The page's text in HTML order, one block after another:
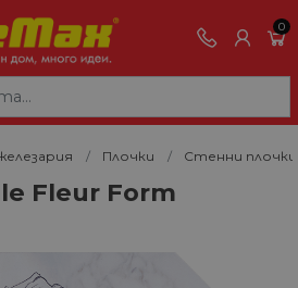
0
Плочки Стенни плочки
Fleur Form